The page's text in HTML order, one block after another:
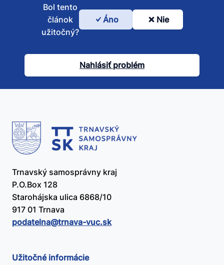
Bol
článok
užitočný?
Bol tento
článok
užitočný?
Áno Nie
Nahlásiť problém
Trnavský samosprávny kraj
P.O.Box 128
Starohájska ulica 6868/10
917 01 Trnava
podatelna@​trnava-vuc.sk
Užitočné informácie